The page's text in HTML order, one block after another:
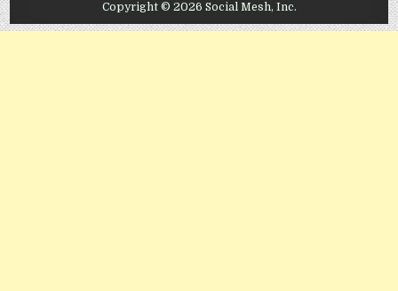
Copyright © 2026 Social Mesh, Inc.